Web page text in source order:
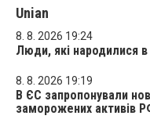
Unian
8. 8. 2026 19:24
Люди, які народилися в
8. 8. 2026 19:19
В ЄС запропонували
заморожених активів